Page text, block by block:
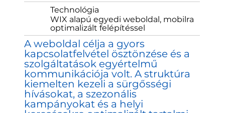
Technológia
WIX alapú egyedi weboldal, mobilra
optimalizált felépítéssel
A weboldal célja a gyors
kapcsolatfelvétel ösztönzése és a
szolgáltatások egyértelmű
kommunikációja volt. A struktúra
kiemelten kezeli a sürgősségi
hívásokat, a szezonális
kampányokat és a helyi